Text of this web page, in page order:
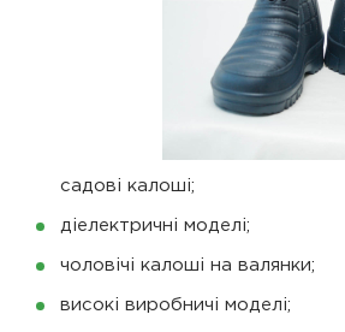
садові калоші;
діелектричні моделі;
чоловічі калоші на валянки;
високі виробничі моделі;